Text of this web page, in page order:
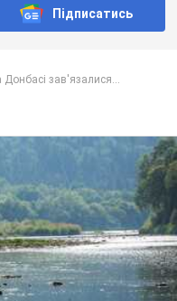
Підписатись
Донбасі зав'язалися...